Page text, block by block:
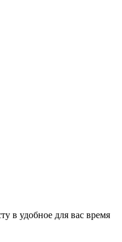
в удобное для вас время